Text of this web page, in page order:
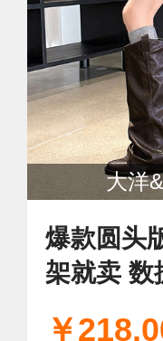
大洋
爆款圆头版本
架就卖 数
￥